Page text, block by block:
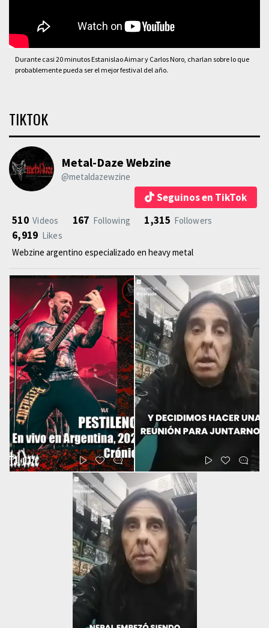
Durante casi 20 minutos Estanislao Aimar y Carlos Noro, charlan sobre lo que
probablemente pueda ser el mejor festival del año.
TIKTOK
Metal-Daze Webzine
@metaldazewzine
Seguinos en TikTok
510 Videos 167 Following 1,315 Followers
6,919 Likes
Webzine argentino especializado en heavy metal